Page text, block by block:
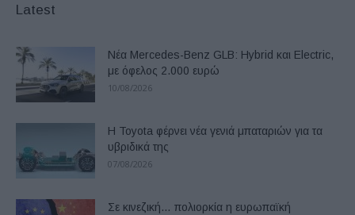
Latest
Νέα Mercedes-Benz GLB: Hybrid και Electric,
με όφελος 2.000 ευρώ
10/08/2026
Η Toyota φέρνει νέα γενιά μπαταριών για τα
υβριδικά της
07/08/2026
Σε κινεζική… πολιορκία η ευρωπαϊκή